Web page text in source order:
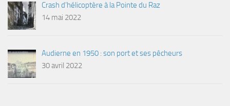
Crash d’hélicoptère à la Pointe du Raz
14 mai 2022
Audierne en 1950 : son port et ses pêcheurs
30 avril 2022